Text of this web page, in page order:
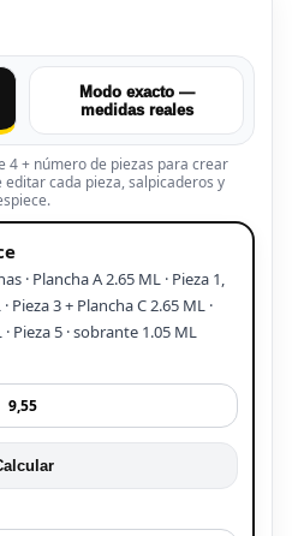
Modo exacto —
medidas reales
4 + número de piezas para crear
cada pieza, salpicaderos y
· Plancha A 2.65 ML · Pieza 1,
Pieza 3 + Plancha C 2.65 ML ·
Pieza 5 · sobrante 1.05 ML